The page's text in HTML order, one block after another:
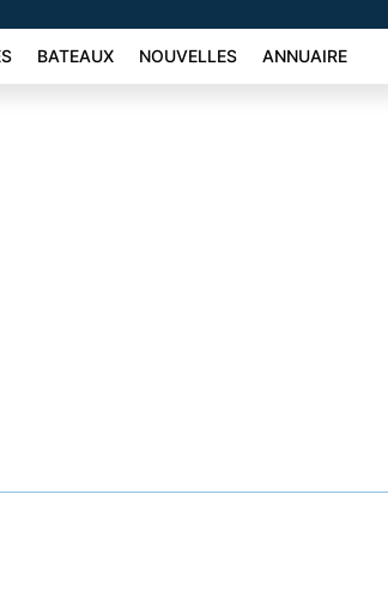
BATEAUX NOUVELLES ANNUAIRE